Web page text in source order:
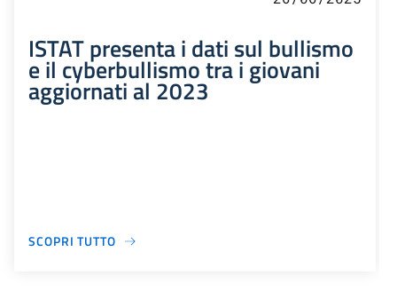
ISTAT presenta i dati sul bullismo
e il cyberbullismo tra i giovani
aggiornati al 2023
SCOPRI TUTTO